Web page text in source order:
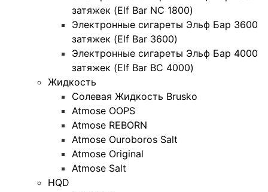
затяжек (Elf Bar NC 1800)
Электронные сигареты Эльф Бар 3600
затяжек (Elf Bar 3600)
Электронные сигареты Эльф Бар 4000
затяжек (Elf Bar BC 4000)
Жидкость
Солевая Жидкость Brusko
Atmose OOPS
Atmose REBORN
Atmose Ouroboros Salt
Atmose Original
Atmose Salt
HQD